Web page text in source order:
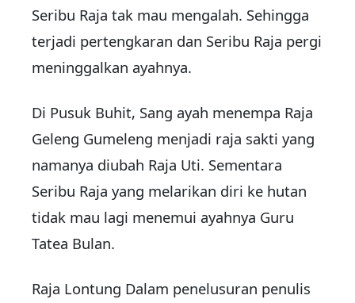
Seribu Raja tak mau mengalah. Sehingga
terjadi pertengkaran dan Seribu Raja pergi
meninggalkan ayahnya.
Di Pusuk Buhit, Sang ayah menempa Raja
Geleng Gumeleng menjadi raja sakti yang
namanya diubah Raja Uti. Sementara
Seribu Raja yang melarikan diri ke hutan
tidak mau lagi menemui ayahnya Guru
Tatea Bulan.
Raja Lontung Dalam penelusuran penulis